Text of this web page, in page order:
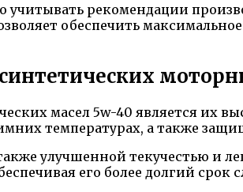
рекомендации
обеспечить
масел 5w-40 является их
температурах, а также
улучшенной текучестью и
его более долгий